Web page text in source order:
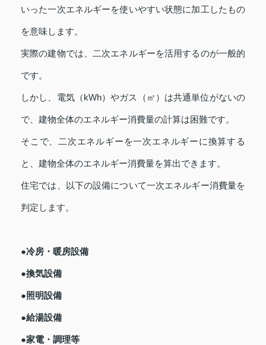
いった一次エネルギーを使いやすい状態に加工したもの
を意味します。
実際の建物では、二次エネルギーを活用するのが一般的
です。
しかし、電気（kWh）やガス（㎥）は共通単位がないの
で、建物全体のエネルギー消費量の計算は困難です。
そこで、二次エネルギーを一次エネルギーに換算する
と、建物全体のエネルギー消費量を算出できます。
住宅では、以下の設備について一次エネルギー消費量を
判定します。
●冷房・暖房設備
●換気設備
●照明設備
●給湯設備
●家電・調理等